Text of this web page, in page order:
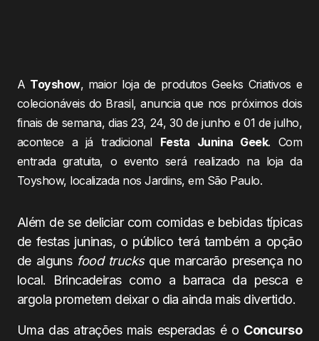
A Toyshow, maior loja de produtos Geeks Criativos e
colecionáveis do Brasil, anuncia que nos próximos dois
finais de semana, dias 23, 24, 30 de junho e 01 de julho,
acontece a já tradicional Festa Junina Geek. Com
entrada gratuita, o evento será realizado na loja da
Toyshow, localizada nos Jardins, em São Paulo.
Além de se deliciar com comidas e bebidas típicas
de festas juninas, o público terá também a opção
de alguns food trucksque marcarão presença no
local. Brincadeiras como a barraca da pesca e
argola prometem deixar o dia ainda mais divertido.
Uma das atrações mais esperadas é o Concurso